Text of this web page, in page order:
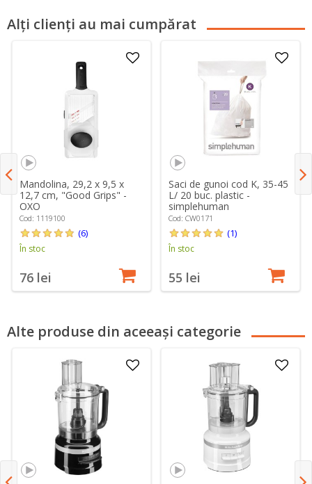
Alți clienți au mai cumpărat
Mandolina, 29,2 x 9,5 x
12,7 cm, "Good Grips" -
OXO
Cod: 1119100
(6)
În stoc
76 lei
Saci de gunoi cod K, 35-45
L/ 20 buc. plastic -
simplehuman
Cod: CW0171
(1)
În stoc
55 lei
Alte produse din aceeași categorie